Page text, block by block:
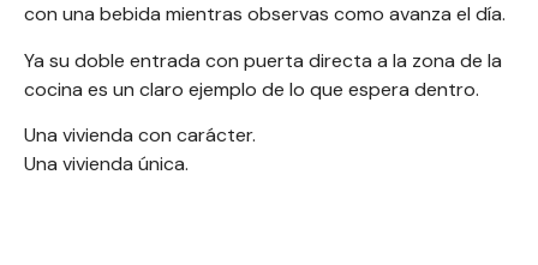
con una bebida mientras observas como avanza el día.
Ya su doble entrada con puerta directa a la zona de la
cocina es un claro ejemplo de lo que espera dentro.
Una vivienda con carácter.
Una vivienda única.